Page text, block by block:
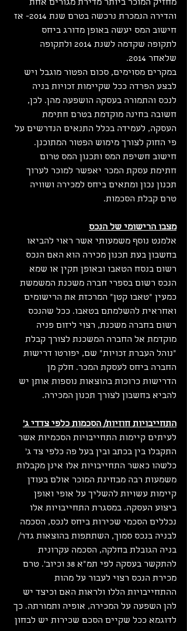
מחזיק המוכר ביותר מדירת מגורים אחת
והדירה הנמכרת נרכשה בטרם שנת 2014- אז
חישוב המס יעשה באופן מדורג ביחס
לתקופה שקדמה לשנת 2014 ולתקופה
שלאחר 2014.
במקרים מסוימים, סכום הפטור מוגבל ויש
לבצע הפרדה ככל שקיימות זכויות בניה
לנכס והתמורה בעסקה הושפעה מהן. לכן,
חשובה בחינה מוקדמת בטרם חתימת
העסקה, לעמידה בכלל התנאים הנדרשים על
פי החוק לצורך מימוש הפטור המתוכנן.
חישוב חשיפת המס ותכנון המס טרום
חתימת עסקת המכר יאפשר למוכר לערוך
תכנון נכון ומתאים ביחס למכירה ושוויה
טרם קבלת הסכמות.
מצבו הרישומי של הנכס
אלמנט נוסף משמעותי אשר ראוי להביאו
בחשבון בעת תכנון מכירה הוא האם הנכס
רשום בנסח הטאבו ובאופן תקין או שמא
הנכס רשום בספרי חברה משכנת המשמשת
כמעין "טאבו קטן" המרכזת את הרישומים
ואחראית להשלמתם בטאבו. ככל שהנכס
רשום בחברה משכנת, רצוי ליזום פניה
מוקדמת אל החברה המשכנת לצורך קבלת
"נוהל העברת זכויות" שם, יפורטו דרישות
החברה ביחס לעסקת המכר. חלק מן
הדרישות כרוכות בהוצאות נוספות אותן יש
להביא בחשבון לצורך תכנון המכירה.
התחייבויות חוזיות/ הסכמות כלפי צדדי ג'
לעיתים קיימות התחייבויות הסכמיות אשר
התקבלו בין בכתב ובין בעל פה כלפי צד ג'
כלשהו כאשר התחייבויות אלו אינן מקבלות
משמעות רבה מבחינת המוכר אולם בעודן
קיימות עשויות להשליך על אופי ואופן
ביצוע העסקה. במסגרת התחייבויות אלו
נכללים הסכמי שכירות ביחס לנכס, הסכמה
לבניה בנכס סמוך, השתתפות בהוצאות גדר/
בניה הגובלת בחלקה, הסכמה עקרונית
להתקשר בעסקה לפי תמ"א 38 וכיוב'. טרם
מכירת הנכס רצוי לעבור על מהות
ההתחייבויות הללו ולראות האם וכיצד יש
להן השפעה על המכירה, אופיה ותמורתה. כך
לדוגמא ככל שקיים הסכם שכירות יש לבחון